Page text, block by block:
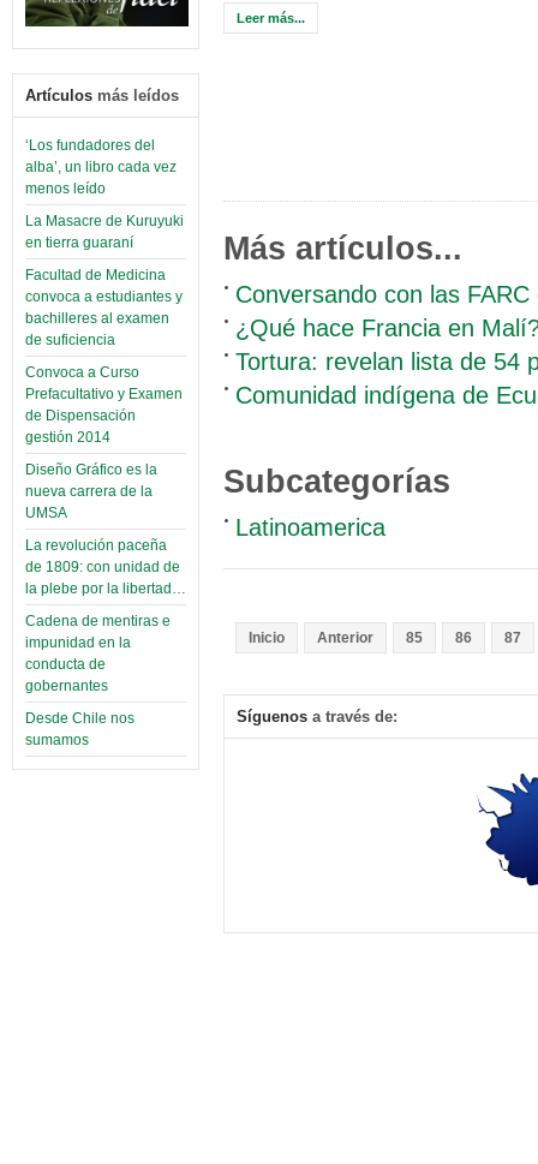
Artículos más leídos
‘Los fundadores del
alba’, un libro cada vez
menos leído
La Masacre de Kuruyuki
en tierra guaraní
Facultad de Medicina
convoca a estudiantes y
bachilleres al examen
de suficiencia
Convoca a Curso
Prefacultativo y Examen
de Dispensación
gestión 2014
Diseño Gráfico es la
nueva carrera de la
UMSA
La revolución paceña
de 1809: con unidad de
la plebe por la libertad…
Cadena de mentiras e
impunidad en la
conducta de
gobernantes
Desde Chile nos
sumamos
Leer más...
Más artículos...
Conversando con las
¿Qué hace Francia en
Tortura: revelan lista de 54
Comunidad indígena de
Subcategorías
Latinoamerica
Inicio Anterior 85 86 87
Síguenos a través de: